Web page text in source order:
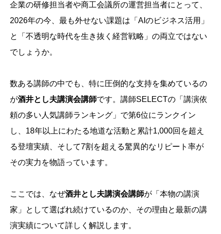
企業の研修担当者や商工会議所の運営担当者にとって、
2026年の今、最も外せない課題は「AIのビジネス活用」
と「不透明な時代を生き抜く経営戦略」の両立ではない
でしょうか。
数ある講師の中でも、特に圧倒的な支持を集めているの
が酒井とし夫講演会講師です。講師SELECTの「講演依
頼の多い人気講師ランキング」で第6位にランクイン
し、18年以上にわたる地道な活動と累計1,000回を超え
る登壇実績、そして7割を超える驚異的なリピート率が
その実力を物語っています。
ここでは、なぜ酒井とし夫講演会講師が「本物の講演
家」として選ばれ続けているのか、その理由と最新の講
演実績について詳しく解説します。